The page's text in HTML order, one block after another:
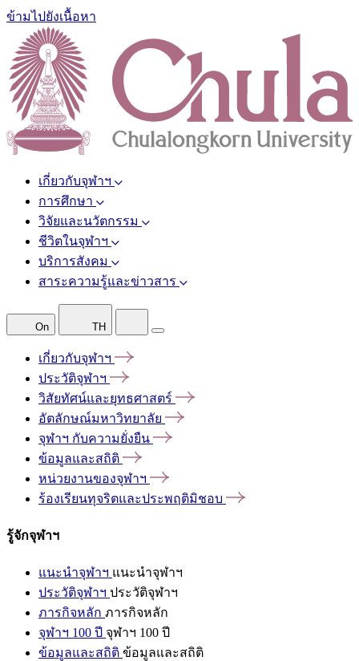
ข้ามไปยังเนื้อหา
เกี่ยวกับจุฬาฯ
การศึกษา
วิจัยและนวัตกรรม
ชีวิตในจุฬาฯ
บริการสังคม
สาระความรู้และข่าวสาร
On TH
เกี่ยวกับจุฬาฯ
ประวัติจุฬาฯ
วิสัยทัศน์และยุทธศาสตร์
อัตลักษณ์มหาวิทยาลัย
จุฬาฯ กับความยั่งยืน
ข้อมูลและสถิติ
หน่วยงานของจุฬาฯ
ร้องเรียนทุจริตและประพฤติมิชอบ
รู้จักจุฬาฯ
แนะนำจุฬาฯ แนะนำจุฬาฯ
ประวัติจุฬาฯ ประวัติจุฬาฯ
ภารกิจหลัก ภารกิจหลัก
จุฬาฯ 100 ปี จุฬาฯ 100 ปี
ข้อมูลและสถิติ ข้อมูลและสถิติ